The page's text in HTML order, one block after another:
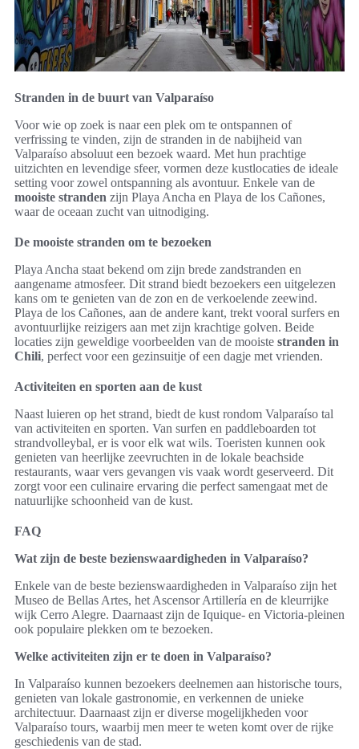
Stranden in de buurt van Valparaíso
Voor wie op zoek is naar een plek om te ontspannen of
verfrissing te vinden, zijn de stranden in de nabijheid van
Valparaíso absoluut een bezoek waard. Met hun prachtige
uitzichten en levendige sfeer, vormen deze kustlocaties de ideale
setting voor zowel ontspanning als avontuur. Enkele van de
mooiste stranden zijn Playa Ancha en Playa de los Cañones,
waar de oceaan zucht van uitnodiging.
De mooiste stranden om te bezoeken
Playa Ancha staat bekend om zijn brede zandstranden en
aangename atmosfeer. Dit strand biedt bezoekers een uitgelezen
kans om te genieten van de zon en de verkoelende zeewind.
Playa de los Cañones, aan de andere kant, trekt vooral surfers en
avontuurlijke reizigers aan met zijn krachtige golven. Beide
locaties zijn geweldige voorbeelden van de mooiste stranden in
Chili, perfect voor een gezinsuitje of een dagje met vrienden.
Activiteiten en sporten aan de kust
Naast luieren op het strand, biedt de kust rondom Valparaíso tal
van activiteiten en sporten. Van surfen en paddleboarden tot
strandvolleybal, er is voor elk wat wils. Toeristen kunnen ook
genieten van heerlijke zeevruchten in de lokale beachside
restaurants, waar vers gevangen vis vaak wordt geserveerd. Dit
zorgt voor een culinaire ervaring die perfect samengaat met de
natuurlijke schoonheid van de kust.
FAQ
Wat zijn de beste bezienswaardigheden in Valparaíso?
Enkele van de beste bezienswaardigheden in Valparaíso zijn het
Museo de Bellas Artes, het Ascensor Artillería en de kleurrijke
wijk Cerro Alegre. Daarnaast zijn de Iquique- en Victoria-pleinen
ook populaire plekken om te bezoeken.
Welke activiteiten zijn er te doen in Valparaíso?
In Valparaíso kunnen bezoekers deelnemen aan historische tours,
genieten van lokale gastronomie, en verkennen de unieke
architectuur. Daarnaast zijn er diverse mogelijkheden voor
Valparaíso tours, waarbij men meer te weten komt over de rijke
geschiedenis van de stad.